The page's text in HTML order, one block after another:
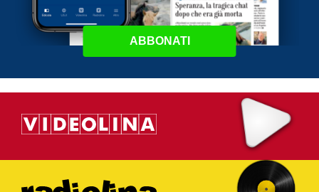
ABBONATI